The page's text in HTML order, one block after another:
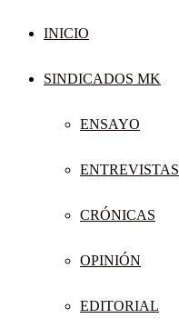
INICIO
SINDICADOS MK
ENSAYO
ENTREVISTAS
CRÓNICAS
OPINIÓN
EDITORIAL